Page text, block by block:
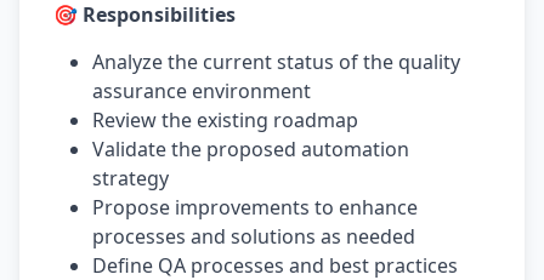
🎯 Responsibilities
Analyze the current status of the quality
assurance environment
Review the existing roadmap
Validate the proposed automation
strategy
Propose improvements to enhance
processes and solutions as needed
Define QA processes and best practices